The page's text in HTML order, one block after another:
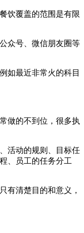
饮覆盖的范围是有限
众号、微信朋友圈等
如最近非常火的科目
做的不到位，很多执
活动的规则、目标任
、员工的任务分工
有清楚目的和意义，